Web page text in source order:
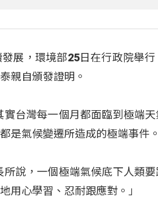
展，環境部25日在行政院舉
親自頒發證明。
台灣每一個月都面臨到極端
是氣候變遷所造成的極端事件。
說，一個極端氣候底下人類
用心學習、忍耐跟應對。」